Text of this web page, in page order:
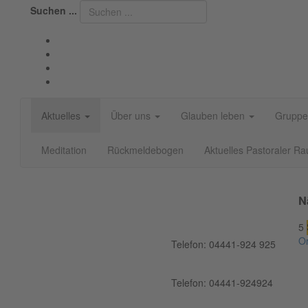
Suchen ...
Aktuelles Über uns Glauben leben
Meditation Rückmeldebogen Aktuelles Pastoraler
Telefon: 04441-924 925
Telefon: 04441-924924
5